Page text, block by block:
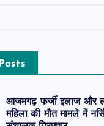
आजमगढ़ फर्जी इलाज और
महिला की मौत मामले में